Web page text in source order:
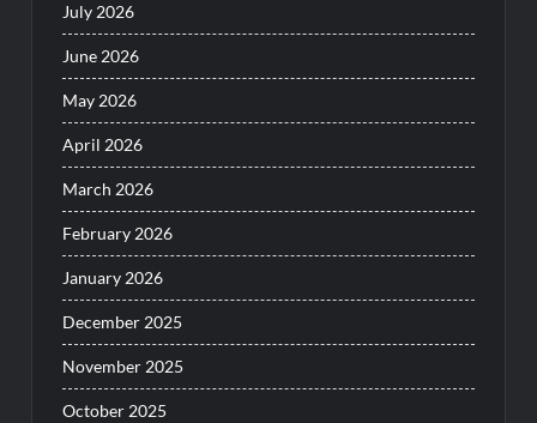
July 2026
June 2026
May 2026
April 2026
March 2026
February 2026
January 2026
December 2025
November 2025
October 2025